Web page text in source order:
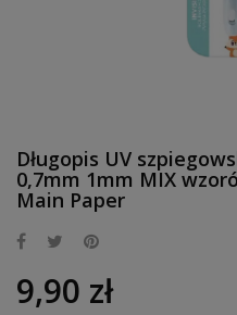
Długopis UV
0,7mm 1mm MIX
Main Paper
9,90 zł